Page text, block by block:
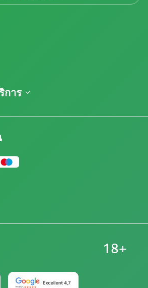
ชา
การ
ข
ตัว
18+